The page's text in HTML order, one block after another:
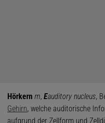
Hörkern m, Eauditory nucleus,
Gehirn, welche auditorische
aufgrund der Zellform und